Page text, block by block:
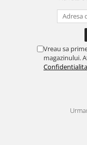
Vreau sa
magazinului.